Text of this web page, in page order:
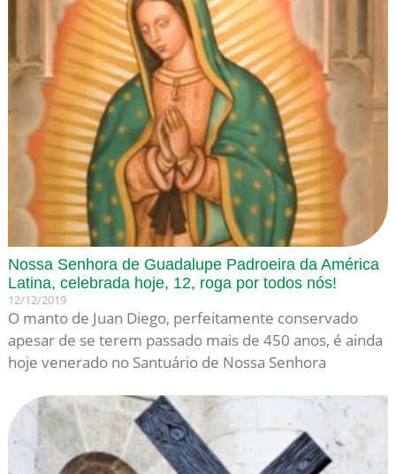
Nossa Senhora de Guadalupe Padroeira da América
Latina, celebrada hoje, 12, roga por todos nós!
12/12/2019
O manto de Juan Diego, perfeitamente conservado
apesar de se terem passado mais de 450 anos, é ainda
hoje venerado no Santuário de Nossa Senhora